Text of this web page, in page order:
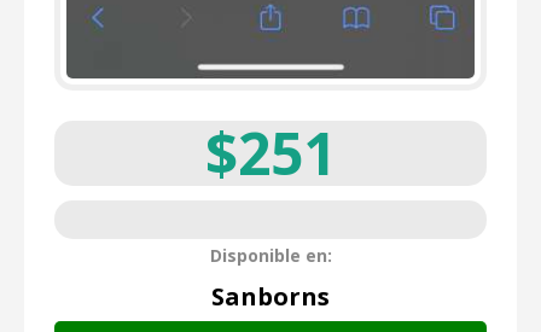
$251
Disponible en:
Sanborns